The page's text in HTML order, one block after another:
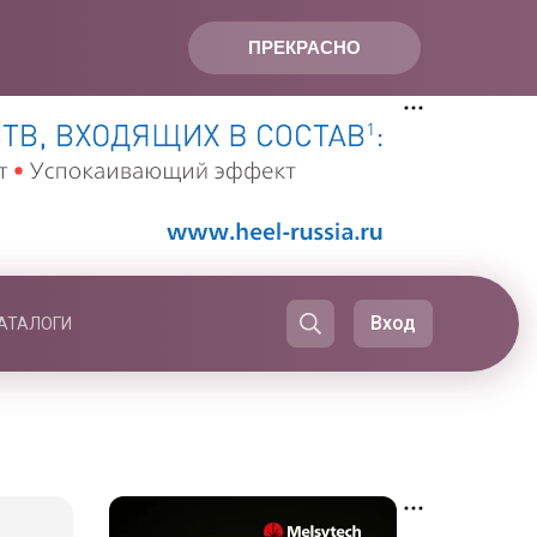
ПРЕКРАСНО
Вход